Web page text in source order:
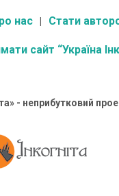
нас Стати
сайт “Україна
- неприбутковий